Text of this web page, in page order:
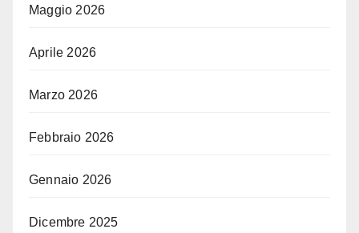
Maggio 2026
Aprile 2026
Marzo 2026
Febbraio 2026
Gennaio 2026
Dicembre 2025